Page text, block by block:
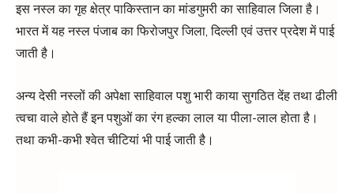
इस नस्ल का गृह क्षेत्र पाकिस्तान का मांडगुमरी का साहिवाल जिला है।
भारत में यह नस्ल पंजाब का फिरोजपुर जिला, दिल्ली एवं उत्तर प्रदेश में पाई
जाती है।
अन्य देसी नस्लों की अपेक्षा साहिवाल पशु भारी काया सुगठित देंह तथा ढीली
त्वचा वाले होते हैं इन पशुओं का रंग हल्का लाल या पीला-लाल होता है।
तथा कभी-कभी श्वेत चीटियां भी पाई जाती है।